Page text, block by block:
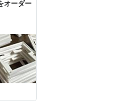
オーダー